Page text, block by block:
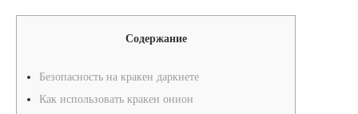
Содержание
Безопасность на кракен даркнете
Как использовать кракен онион